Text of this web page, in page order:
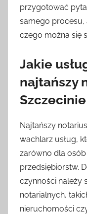
przygotować
samego procesu,
czego można się
Jakie
najtańszy
Szczecinie
Najtańszy
wachlarz usług,
zarówno dla
przedsiębiorstw.
czynności należy
notarialnych,
nieruchomości